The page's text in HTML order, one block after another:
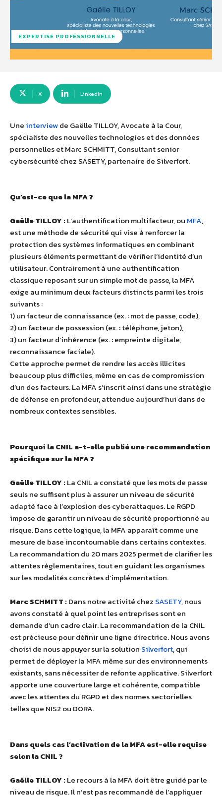
EXPERTISE PROFESSIONNELLE
X Linkedin
Une interviewde Gaëlle TILLOY, Avocate à la Cour,
spécialiste des nouvelles technologies et des données
personnelles et Marc SCHMITT, Consultant senior
cybersécurité chez SASETY, partenaire de Silverfort.
Qu’est-ce que la MFA ?
Gaëlle TILLOY :L’authentification multifacteur, ou MFA,
est une méthode de sécurité qui vise à renforcer la
protection des systèmes informatiques en combinant
plusieurs éléments permettant de vérifier l’identité d’un
utilisateur. Contrairement à une authentification
classique reposant sur un simple mot de passe, la MFA
exige au minimum deux facteurs distincts parmi les trois
suivants :
1) un facteur de connaissance (ex. : mot de passe, code),
2) un facteur de possession (ex. : téléphone, jeton),
3) un facteur d’inhérence (ex. : empreinte digitale,
reconnaissance faciale).
Cette approche permet de rendre les accès illicites
beaucoup plus difficiles, même en cas de compromission
d’un des facteurs. La MFA s’inscrit ainsi dans une stratégie
de défense en profondeur, attendue aujourd’hui dans de
nombreux contextes sensibles.
Pourquoi la CNIL a-t-elle publié une recommandation
spécifique sur la MFA ?
Gaëlle TILLOY :La CNIL a constaté que les mots de passe
seuls ne suffisent plus à assurer un niveau de sécurité
adapté face à l’explosion des cyberattaques. Le RGPD
impose de garantir un niveau de sécurité proportionné au
risque. Dans cette logique, la MFA apparaît comme une
mesure de base incontournable dans certains contextes.
La recommandation du 20 mars 2025 permet de clarifier les
attentes réglementaires, tout en guidant les organismes
sur les modalités concrètes d’implémentation.
Marc SCHMITT :Dans notre activité chez SASETY, nous
avons constaté à quel point les entreprises sont en
demande d’un cadre clair. La recommandation de la CNIL
est précieuse pour définir une ligne directrice. Nous avons
choisi de nous appuyer sur la solution Silverfort, qui
permet de déployer la MFA même sur des environnements
existants, sans nécessiter de refonte applicative. Silverfort
apporte une couverture large et cohérente, compatible
avec les attentes du RGPD et des normes sectorielles
telles que NIS2 ou DORA.
Dans quels cas l’activation de la MFA est-elle requise
selon la CNIL ?
Gaëlle TILLOY :Le recours à la MFA doit être guidé par le
niveau de risque. Il n’est pas recommandé de l’appliquer